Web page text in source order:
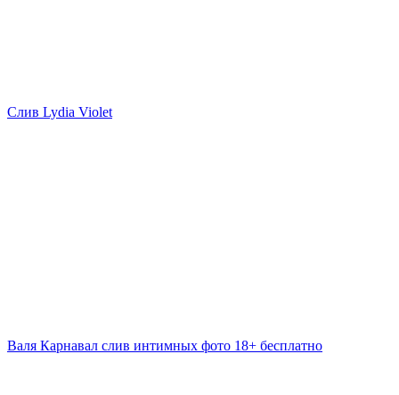
Слив Lydia Violet
Валя Карнавал слив интимных фото 18+ бесплатно